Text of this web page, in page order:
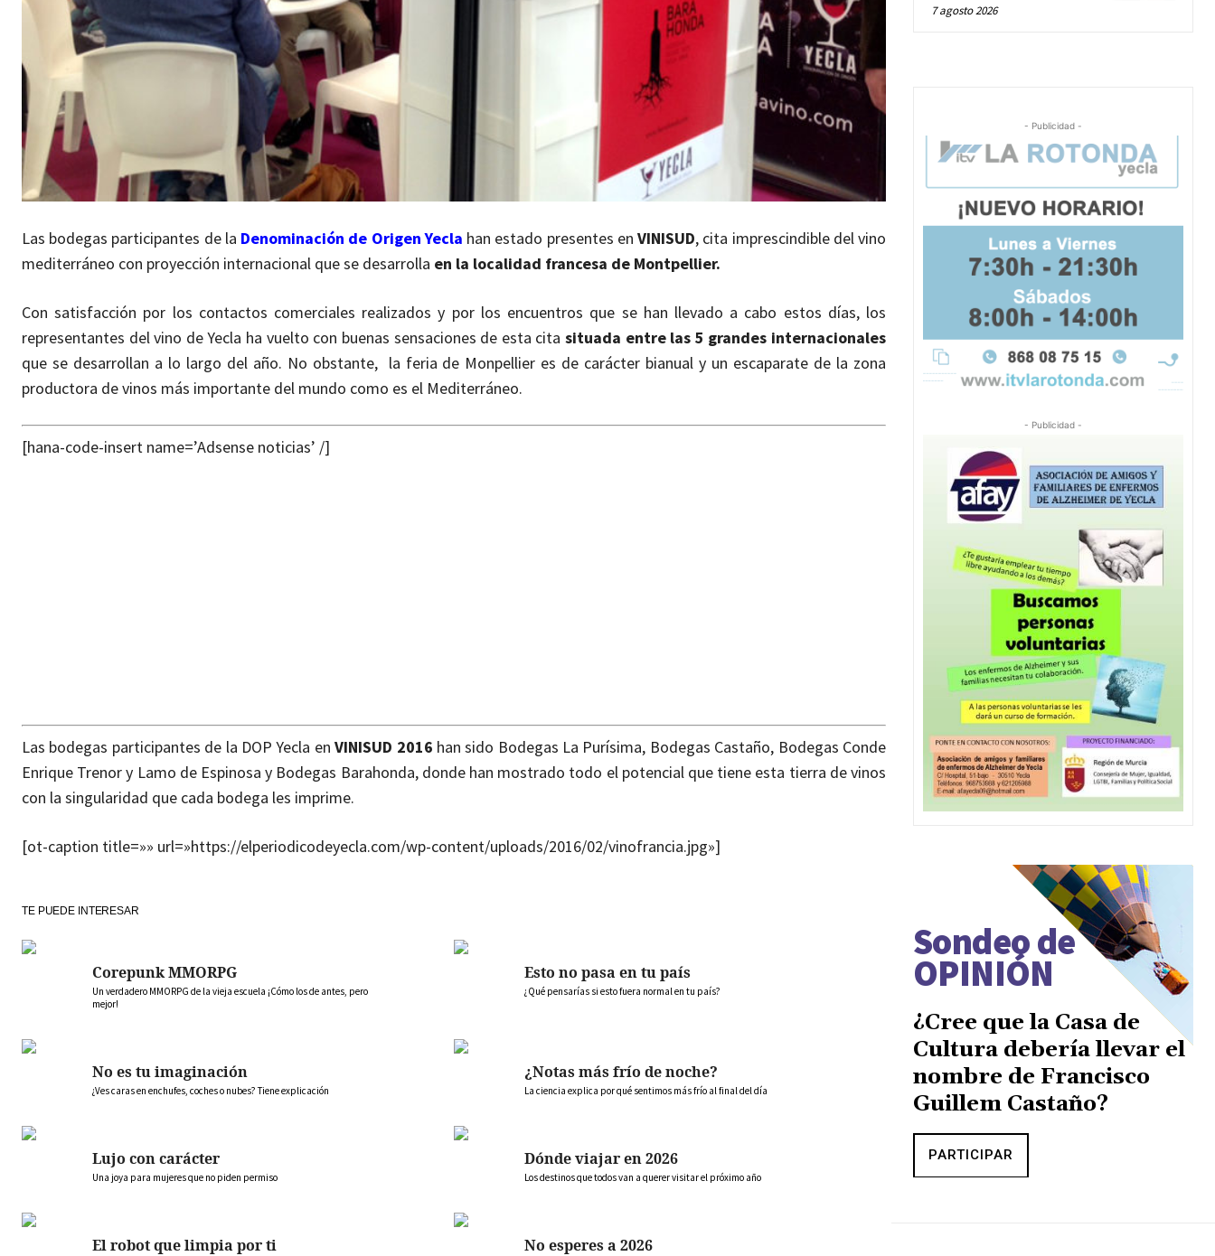
Las bodegas participantes de la Denominación de Origen Yecla han estado presentes enVINISUD, cita imprescindible del vino
mediterráneo con proyección internacional que se desarrolla en la localidad francesa de Montpellier.
Con satisfacción por los contactos comerciales realizados y por los encuentros que se han llevado a cabo estos días, los
representantes del vino de Yecla ha vuelto con buenas sensaciones de esta cita situada entre las 5 grandes internacionales
que se desarrollan a lo largo del año. No obstante, la feria de Monpellier es de carácter bianual y un escaparate de la zona
productora de vinos más importante del mundo como es el Mediterráneo.
[hana-code-insert name=’Adsense noticias’ /]
Las bodegas participantes de la DOP Yecla enVINISUD 2016 han sido Bodegas La Purísima, Bodegas Castaño, Bodegas Conde
Enrique Trenor y Lamo de Espinosa y Bodegas Barahonda, donde han mostrado todo el potencial que tiene esta tierra de vinos
con la singularidad que cada bodega les imprime.
[ot-caption title=»» url=»https://elperiodicodeyecla.com/wp-content/uploads/2016/02/vinofrancia.jpg»]
TE PUEDE INTERESAR
Corepunk MMORPG
Un verdadero MMORPG de la vieja escuela ¡Cómo los de antes, pero
mejor!
Esto no pasa en tu país
¿Qué pensarías si esto fuera normal en tu país?
No es tu imaginación
¿Ves caras en enchufes, coches o nubes? Tiene explicación
¿Notas más frío de noche?
La ciencia explica por qué sentimos más frío al final del día
Lujo con carácter
Una joya para mujeres que no piden permiso
Dónde viajar en 2026
Los destinos que todos van a querer visitar el próximo año
El robot que limpia por ti No esperes a 2026
7 agosto 2026
- Publicidad -
- Publicidad -
Sondeo de
OPINIÓN
¿Cree que la Casa de
Cultura debería llevar el
nombre de Francisco
Guillem Castaño?
PARTICIPAR